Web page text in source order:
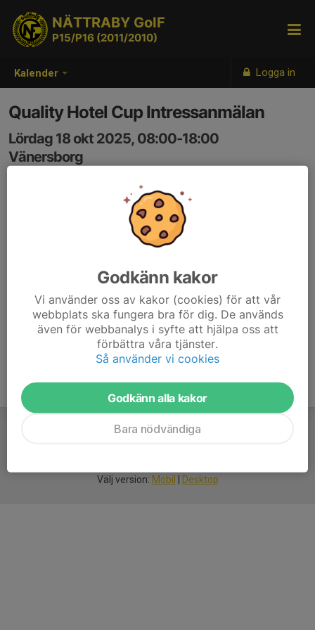
Kalender Logga in
NÄTTRABY GoIF
P15/P16 (2011/2010)
Quality Hotel Cup Intressanmälan
Lördag 18 okt 2025, 08:00-18:00
Vänersborg
Samling: 08:00, Vänersborg
Välj version: Mobil Desktop
Godkänn kakor
Vi använder oss av kakor (cookies) för att vår
webbplats ska fungera bra för dig. De används
även för webbanalys i syfte att hjälpa oss att
förbättra våra tjänster.
Så använder vi cookies
Godkänn alla kakor
Bara nödvändiga